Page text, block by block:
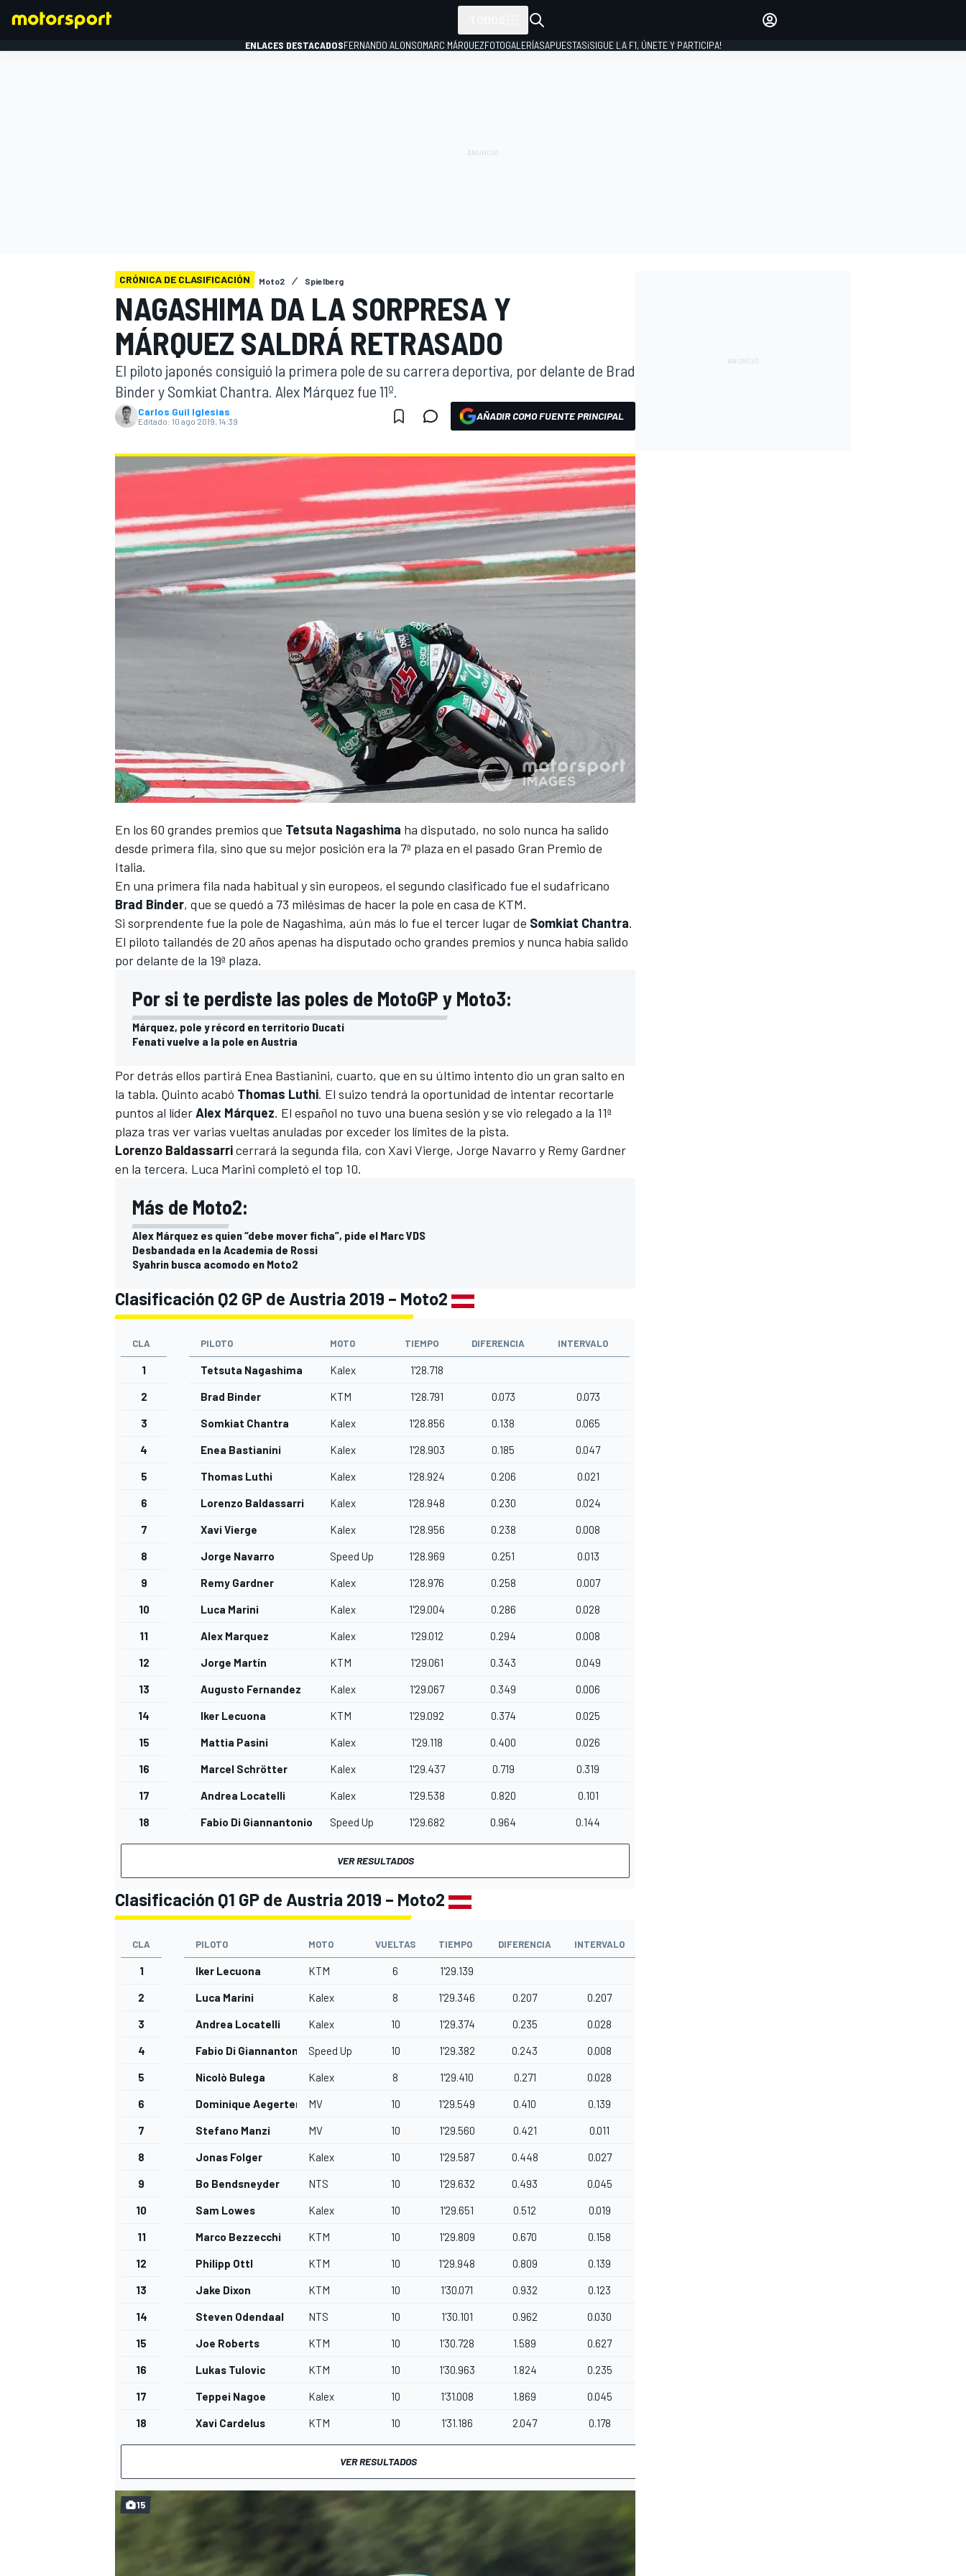
FÓRMULA E
MÁS CATEGORÍAS
ENLACES DESTACADOSFERNANDO ALONSOMARC MÁRQUEZFOTOGALERÍASAPUESTAS¡SIGUE LA F1, ÚNETE Y PARTICIPA!
CRÓNICA DE CLASIFICACIÓN Moto2 Spielberg
NAGASHIMA DA LA SORPRESA Y
MÁRQUEZ SALDRÁ RETRASADO
El piloto japonés consiguió la primera pole de su carrera deportiva, por delante de Brad
Binder y Somkiat Chantra. Alex Márquez fue 11º.
Carlos Guil Iglesias
Editado: 10 ago 2019, 14:39 AÑADIR COMO FUENTE PRINCIPAL
En los 60 grandes premios que Tetsuta Nagashima ha disputado, no solo nunca ha salido
desde primera fila, sino que su mejor posición era la 7ª plaza en el pasado Gran Premio de
Italia.
En una primera fila nada habitual y sin europeos, el segundo clasificado fue el sudafricano
Brad Binder, que se quedó a 73 milésimas de hacer la pole en casa de KTM.
Si sorprendente fue la pole de Nagashima, aún más lo fue el tercer lugar de Somkiat Chantra.
El piloto tailandés de 20 años apenas ha disputado ocho grandes premios y nunca había salido
por delante de la 19ª plaza.
Por si te perdiste las poles de MotoGP y Moto3:
Márquez, pole y récord en territorio Ducati
Fenati vuelve a la pole en Austria
Por detrás ellos partirá Enea Bastianini, cuarto, que en su último intento dio un gran salto en
la tabla. Quinto acabó Thomas Luthi. El suizo tendrá la oportunidad de intentar recortarle
puntos al líderAlex Márquez. El español no tuvo una buena sesión y se vio relegado a la 11ª
plaza tras ver varias vueltas anuladas por exceder los límites de la pista.
Lorenzo Baldassarricerrará la segunda fila, con Xavi Vierge, Jorge Navarro y Remy Gardner
en la tercera. Luca Marini completó el top 10.
Más de Moto2:
Alex Márquez es quien “debe mover ficha”, pide el Marc VDS
Desbandada en la Academia de Rossi
Syahrin busca acomodo en Moto2
Clasificación Q2 GP de Austria 2019 – Moto2
CLA PILOTO MOTO TIEMPO DIFERENCIA INTERVALO
1 Tetsuta Nagashima Kalex 1'28.718
2 Brad Binder KTM 1'28.791 0.073 0.073
3 Somkiat Chantra Kalex 1'28.856 0.138 0.065
4 Enea Bastianini Kalex 1'28.903 0.185 0.047
5 Thomas Luthi Kalex 1'28.924 0.206 0.021
6 Lorenzo Baldassarri Kalex 1'28.948 0.230 0.024
7 Xavi Vierge Kalex 1'28.956 0.238 0.008
8 Jorge Navarro Speed Up 1'28.969 0.251 0.013
9 Remy Gardner Kalex 1'28.976 0.258 0.007
10 Luca Marini Kalex 1'29.004 0.286 0.028
11 Alex Marquez Kalex 1'29.012 0.294 0.008
12 Jorge Martín KTM 1'29.061 0.343 0.049
13 Augusto Fernandez Kalex 1'29.067 0.349 0.006
14 Iker Lecuona KTM 1'29.092 0.374 0.025
15 Mattia Pasini Kalex 1'29.118 0.400 0.026
16 Marcel Schrötter Kalex 1'29.437 0.719 0.319
17 Andrea Locatelli Kalex 1'29.538 0.820 0.101
18 Fabio Di Giannantonio Speed Up 1'29.682 0.964 0.144
VER RESULTADOS
Clasificación Q1 GP de Austria 2019 – Moto2
CLA PILOTO MOTO VUELTAS TIEMPO DIFERENCIA INTERVALO
1 Iker Lecuona KTM 6 1'29.139
2 Luca Marini Kalex 8 1'29.346 0.207 0.207
3 Andrea Locatelli Kalex 10 1'29.374 0.235 0.028
4 Fabio Di Giannantonio Speed Up 10 1'29.382 0.243 0.008
5 Nicolò Bulega Kalex 8 1'29.410 0.271 0.028
6 Dominique Aegerter MV 10 1'29.549 0.410 0.139
7 Stefano Manzi MV 10 1'29.560 0.421 0.011
8 Jonas Folger Kalex 10 1'29.587 0.448 0.027
9 Bo Bendsneyder NTS 10 1'29.632 0.493 0.045
10 Sam Lowes Kalex 10 1'29.651 0.512 0.019
11 Marco Bezzecchi KTM 10 1'29.809 0.670 0.158
12 Philipp Ottl KTM 10 1'29.948 0.809 0.139
13 Jake Dixon KTM 10 1'30.071 0.932 0.123
14 Steven Odendaal NTS 10 1'30.101 0.962 0.030
15 Joe Roberts KTM 10 1'30.728 1.589 0.627
16 Lukas Tulovic KTM 10 1'30.963 1.824 0.235
17 Teppei Nagoe Kalex 10 1'31.008 1.869 0.045
18 Xavi Cardelus KTM 10 1'31.186 2.047 0.178
VER RESULTADOS
15